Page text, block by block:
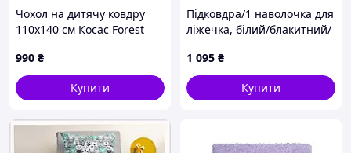
Чохол на дитячу ковдру
110х140 см Косас Forest
990 ₴
Купити
Підковдра/1 наволочка для
ліжечка, білий/блакитний/
LEN IKEA 206.250.49
1 095 ₴
Купити